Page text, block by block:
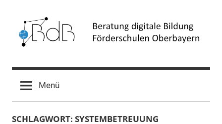
springen
Beratung
digitale
Bildung
Menü
SCHLAGWORT: SYSTEMBETREUUNG